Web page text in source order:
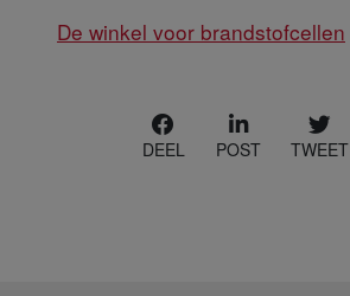
De winkel voor brandstofcellen
DEEL POST TWEET